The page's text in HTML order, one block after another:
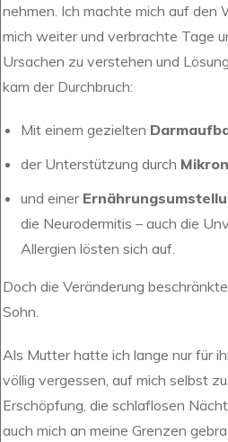
nehmen. Ich machte mich auf den
mich weiter und verbrachte Tage
Ursachen zu verstehen und
kam der Durchbruch:
Mit einem gezielten
der Unterstützung durch
und einer
die Neurodermitis – auch die
Allergien lösten sich auf.
Doch die Veränderung
Sohn.
Als Mutter hatte ich lange nur für
völlig vergessen, auf mich selbst
Erschöpfung, die schlaflosen
auch mich an meine Grenzen